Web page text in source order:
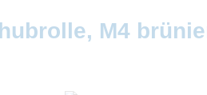
M4